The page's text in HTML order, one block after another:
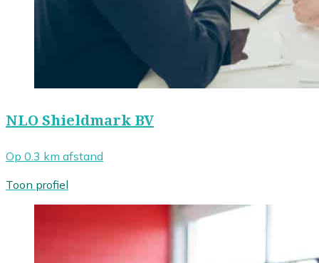
NLO Shieldmark BV
Op 0.3 km afstand
Toon profiel